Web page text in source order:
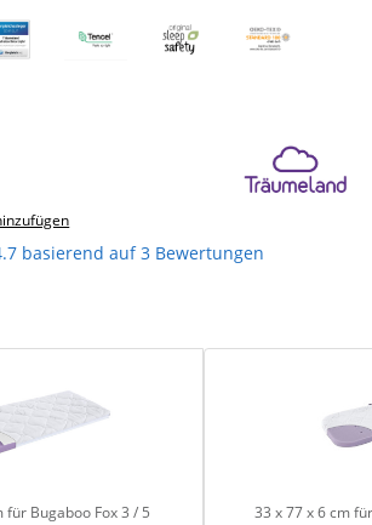
basierend auf 3 Bewertungen
für Bugaboo Fox 3 / 5 33 x 77 x 6 cm